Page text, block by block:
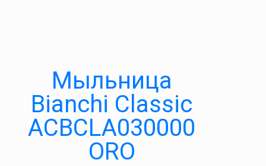
Мыльница
Bianchi Classic
ACBCLA030000
ORO